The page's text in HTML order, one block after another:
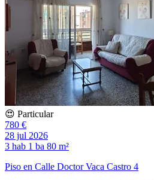
😍 Particular
780 €
28 jul 2026
3 hab 1 ba 80 m²
Piso en Calle Doctor Vaca Castro 4